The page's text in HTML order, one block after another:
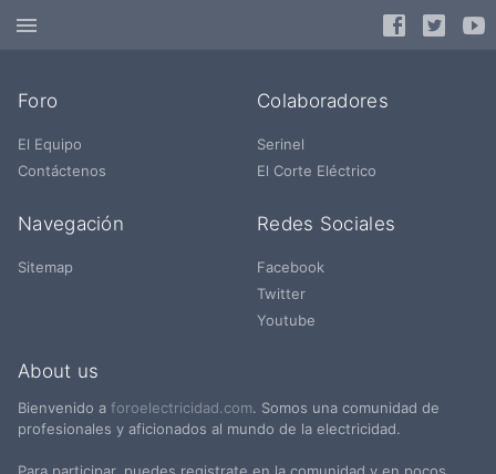
Foro
El Equipo
Contáctenos
Colaboradores
Serinel
El Corte Eléctrico
Navegación
Sitemap
Redes Sociales
Facebook
Twitter
Youtube
About us
Bienvenido a foroelectricidad.com. Somos una comunidad de
profesionales y aficionados al mundo de la electricidad.